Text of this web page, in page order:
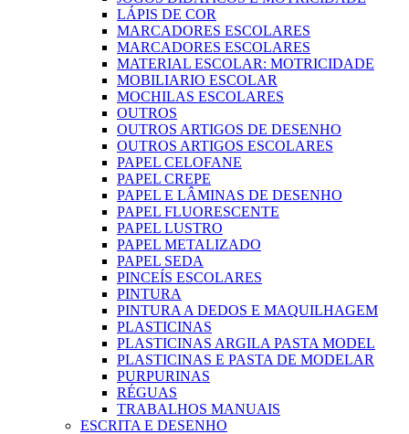
LÁPIS DE COR
MARCADORES ESCOLARES
MARCADORES ESCOLARES
MATERIAL ESCOLAR: MOTRICIDADE
MOBILIARIO ESCOLAR
MOCHILAS ESCOLARES
OUTROS
OUTROS ARTIGOS DE DESENHO
OUTROS ARTIGOS ESCOLARES
PAPEL CELOFANE
PAPEL CREPE
PAPEL E LÂMINAS DE DESENHO
PAPEL FLUORESCENTE
PAPEL LUSTRO
PAPEL METALIZADO
PAPEL SEDA
PINCEÍS ESCOLARES
PINTURA
PINTURA A DEDOS E MAQUILHAGEM
PLASTICINAS
PLASTICINAS ARGILA PASTA MODEL
PLASTICINAS E PASTA DE MODELAR
PURPURINAS
RÉGUAS
TRABALHOS MANUAIS
ESCRITA E DESENHO